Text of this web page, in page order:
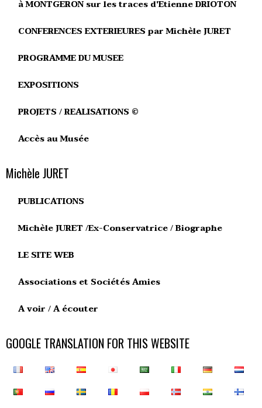
à MONTGERON sur les traces d'Etienne DRIOTON
CONFERENCES EXTERIEURES par Michèle JURET
PROGRAMME DU MUSEE
EXPOSITIONS
PROJETS / REALISATIONS ©
Accès au Musée
Michèle JURET
PUBLICATIONS
Michèle JURET /Ex-Conservatrice / Biographe
LE SITE WEB
Associations et Sociétés Amies
A voir / A écouter
GOOGLE TRANSLATION FOR THIS WEBSITE